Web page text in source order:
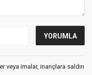
veya imalar, inançlara saldırı